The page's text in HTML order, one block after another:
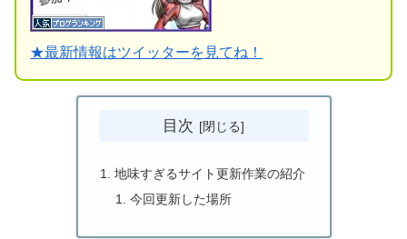
★最新情報はツイッターを見てね！
目次
地味すぎるサイト更新作業の紹介
今回更新した場所